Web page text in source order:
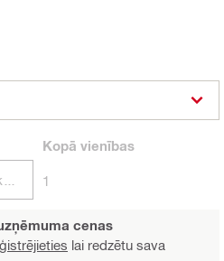
Kopā vienības
1
cenas
lai redzētu sava